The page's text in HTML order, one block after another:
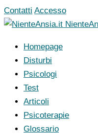
Vai
al
Contatti Accesso
Homepage
Disturbi
Psicologi
Test
Articoli
Psicoterapie
Glossario